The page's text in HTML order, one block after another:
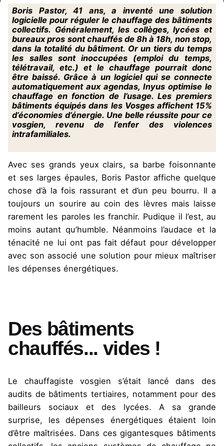
Boris Pastor, 41 ans, a inventé une solution
logicielle pour réguler le chauffage des bâtiments
collectifs. Généralement, les collèges, lycées et
bureaux pros sont chauffés de 8h à 18h, non stop,
dans la totalité du bâtiment. Or un tiers du temps
les salles sont inoccupées (emploi du temps,
télétravail, etc.) et le chauffage pourrait donc
être baissé. Grâce à un logiciel qui se connecte
automatiquement aux agendas, Inyus optimise le
chauffage en fonction de l’usage. Les premiers
bâtiments équipés dans les Vosges affichent 15%
d’économies d’énergie. Une belle réussite pour ce
vosgien, revenu de l’enfer des violences
intrafamiliales.
Avec ses grands yeux clairs, sa barbe foisonnante
et ses larges épaules, Boris Pastor affiche quelque
chose d’à la fois rassurant et d’un peu bourru. Il a
toujours un sourire au coin des lèvres mais laisse
rarement les paroles les franchir. Pudique il l’est, au
moins autant qu’humble. Néanmoins l’audace et la
ténacité ne lui ont pas fait défaut pour développer
avec son associé une solution pour mieux maîtriser
les dépenses énergétiques.
Des bâtiments
chauffés... vides !
Le chauffagiste vosgien s’était lancé dans des
audits de bâtiments tertiaires, notamment pour des
bailleurs sociaux et des lycées. A sa grande
surprise, les dépenses énergétiques étaient loin
d’être maîtrisées. Dans ces gigantesques bâtiments